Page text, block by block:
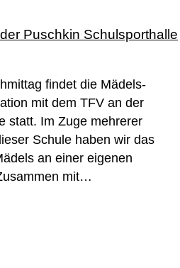
Puschkin Schulsporthalle
findet die Mädels-
mit dem TFV an der
statt. Im Zuge mehrerer
Schule haben wir das
an einer eigenen
mit…